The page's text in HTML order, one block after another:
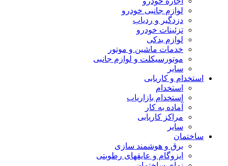
لوازم جانبی خودرو
دزدگیر و ردیاب
تزئینات خودرو
لوازم یدکی
خدمات ماشین و موتور
موتورسیکلت و لوازم جانبی
سایر
استخدام و کاریابی
استخدام
استخدام بازاریاب
آماده به کار
مراکز کاریابی
سایر
ساختمان
برق و هوشمند سازی
ایزوگام و عایقهای رطوبتی